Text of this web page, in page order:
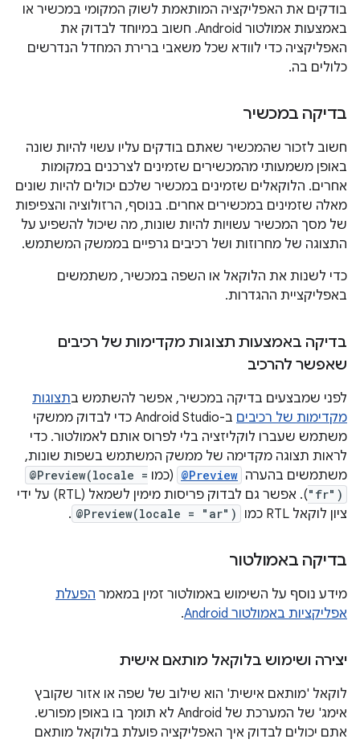
בודקים את האפליקציה המותאמת לשוק המקומי במכשיר או
באמצעות אמולטור Android. חשוב במיוחד לבדוק את
האפליקציה כדי לוודא שכל משאבי ברירת המחדל הנדרשים
כלולים בה.
בדיקה במכשיר
חשוב לזכור שהמכשיר שאתם בודקים עליו עשוי להיות שונה
באופן משמעותי מהמכשירים שזמינים לצרכנים במקומות
אחרים. הלוקאלים שזמינים במכשיר שלכם יכולים להיות שונים
מאלה שזמינים במכשירים אחרים. בנוסף, הרזולוציה והצפיפות
של מסך המכשיר עשויות להיות שונות, מה שיכול להשפיע על
התצוגה של מחרוזות ושל רכיבים גרפיים בממשק המשתמש.
כדי לשנות את הלוקאל או השפה במכשיר, משתמשים
באפליקציית ההגדרות.
בדיקה באמצעות תצוגות מקדימות של רכיבים
שאפשר להרכיב
לפני שמבצעים בדיקה במכשיר, אפשר להשתמש בתצוגות
מקדימות של רכיבים
ב-Android Studio כדי לבדוק ממשקי
משתמש שעברו לוקליזציה בלי לפרוס אותם לאמולטור. כדי
לראות תצוגה מקדימה של ממשק המשתמש בשפות שונות,
משתמשים בהערה @Preview (כמו @Preview(locale =
"fr")
). אפשר גם לבדוק פריסות מימין לשמאל (RTL) על ידי
ציון לוקאל RTL כמו
@Preview(locale = "ar")
.
בדיקה באמולטור
מידע נוסף על השימוש באמולטור זמין במאמר הפעלת
אפליקציות באמולטור Android
.
יצירה ושימוש בלוקאל מותאם אישית
לוקאל 'מותאם אישית' הוא שילוב של שפה או אזור שקובץ
אימג' של המערכת של Android לא תומך בו באופן מפורש.
אתם יכולים לבדוק איך האפליקציה פועלת בלוקאל מותאם